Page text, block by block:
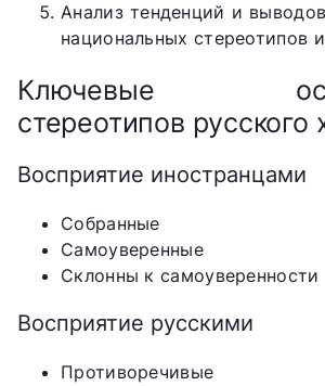
Анализ тенденций и
национальных стереотипов
Ключевые
стереотипов русского
Восприятие иностранцами
Собранные
Самоуверенные
Склонны к самоуверенности
Восприятие русскими
Противоречивые